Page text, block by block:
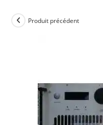
Produit précédent